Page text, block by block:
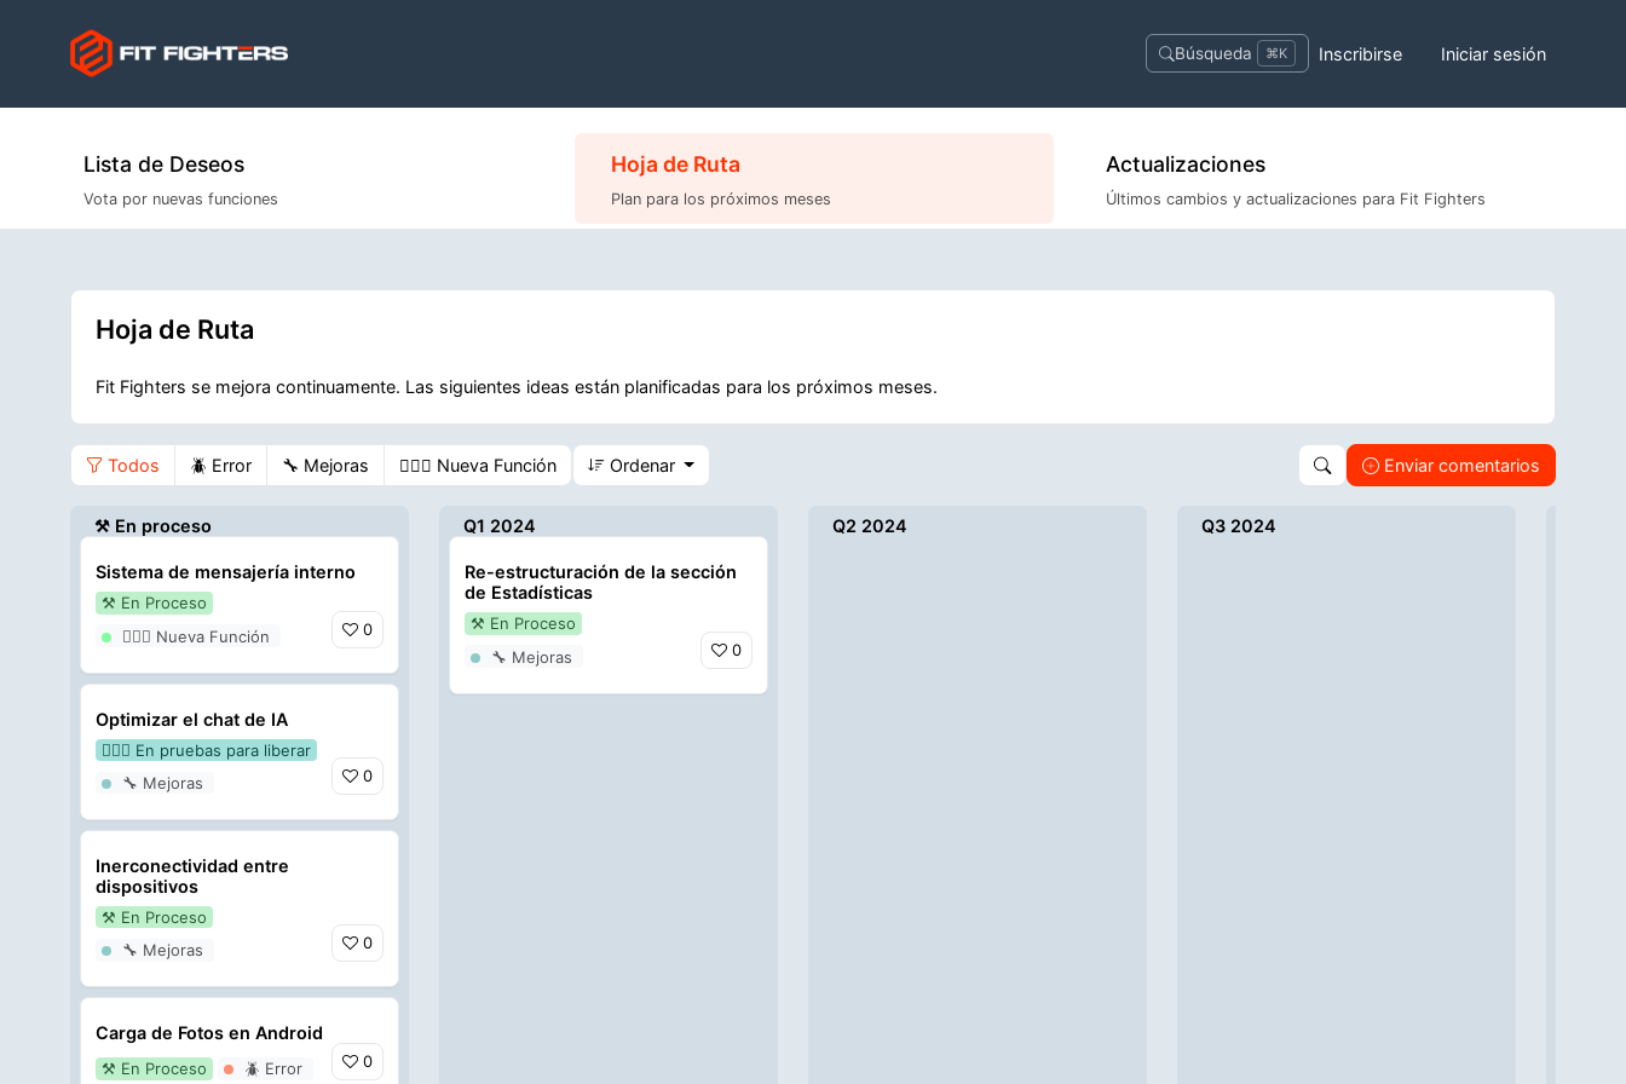
Búsqueda ⌘K Inscribirse Iniciar sesión
Lista de Deseos
Vota por nuevas funciones
Hoja de Ruta
Plan para los próximos meses
Actualizaciones
Últimos cambios y actualizaciones para Fit Fighters
Hoja de Ruta
Fit Fighters se mejora continuamente. Las siguientes ideas están planificadas para los próximos meses.
Todos 🪲 Error 🔧 Mejoras 🏋🏻‍♀️ Nueva Función Ordenar Enviar comentarios
⚒️ En proceso
Sistema de mensajería interno
⚒️ En Proceso
🏋🏻‍♀️ Nueva Función
0
Optimizar el chat de IA
👷🏻‍♂️ En pruebas para liberar
🔧 Mejoras
0
Inerconectividad entre
dispositivos
⚒️ En Proceso
🔧 Mejoras
0
Carga de Fotos en Android
⚒️ En Proceso 🪲 Error 0
Q1 2024
Re-estructuración de la sección
de Estadísticas
⚒️ En Proceso
🔧 Mejoras
0
Q2 2024 Q3 2024